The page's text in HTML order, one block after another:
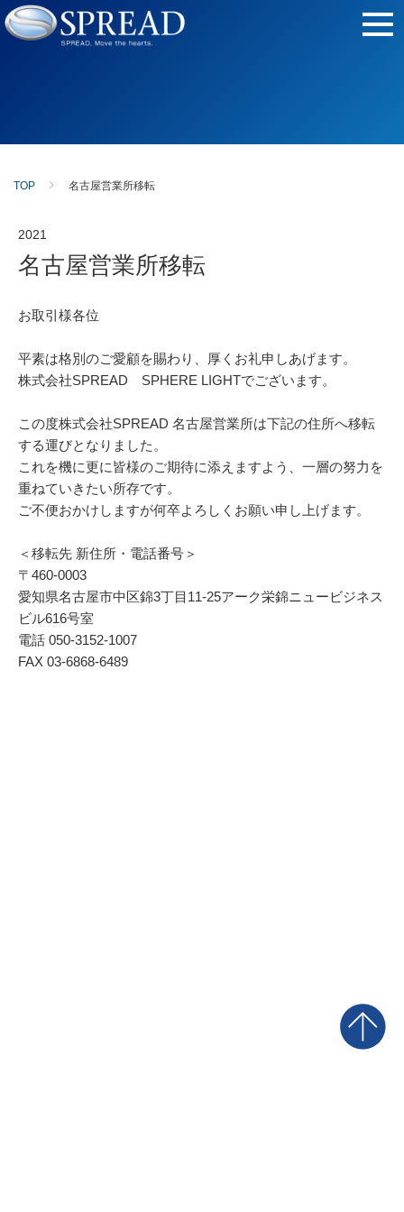
TOP 名古屋営業所移転
2021
名古屋営業所移転
お取引様各位
平素は格別のご愛顧を賜わり、厚くお礼申しあげます。
株式会社SPREAD SPHERE LIGHTでございます。
この度株式会社SPREAD 名古屋営業所は下記の住所へ移転
する運びとなりました。
これを機に更に皆様のご期待に添えますよう、一層の努力を
重ねていきたい所存です。
ご不便おかけしますが何卒よろしくお願い申し上げます。
＜移転先 新住所・電話番号＞
〒460-0003
愛知県名古屋市中区錦3丁目11-25アーク栄錦ニュービジネス
ビル616号室
電話 050-3152-1007
FAX 03-6868-6489